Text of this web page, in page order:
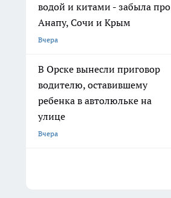
водой и китами - забыла про
Анапу, Сочи и Крым
Вчера
В Орске вынесли приговор
водителю, оставившему
ребенка в автолюльке на
улице
Вчера